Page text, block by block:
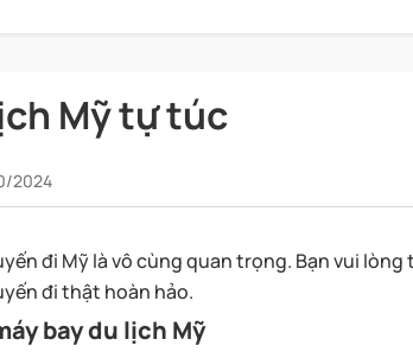
Mỹ tự túc
2024
đi Mỹ là vô cùng quan trọng. Bạn vui lòng
đi thật hoàn hảo.
bay du lịch Mỹ